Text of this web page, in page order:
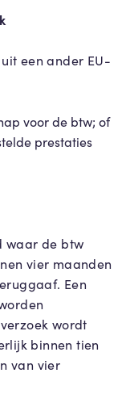
een ander EU-
voor de btw; of
prestaties
waar de btw
vier maanden
Een
wordt
binnen tien
van vier